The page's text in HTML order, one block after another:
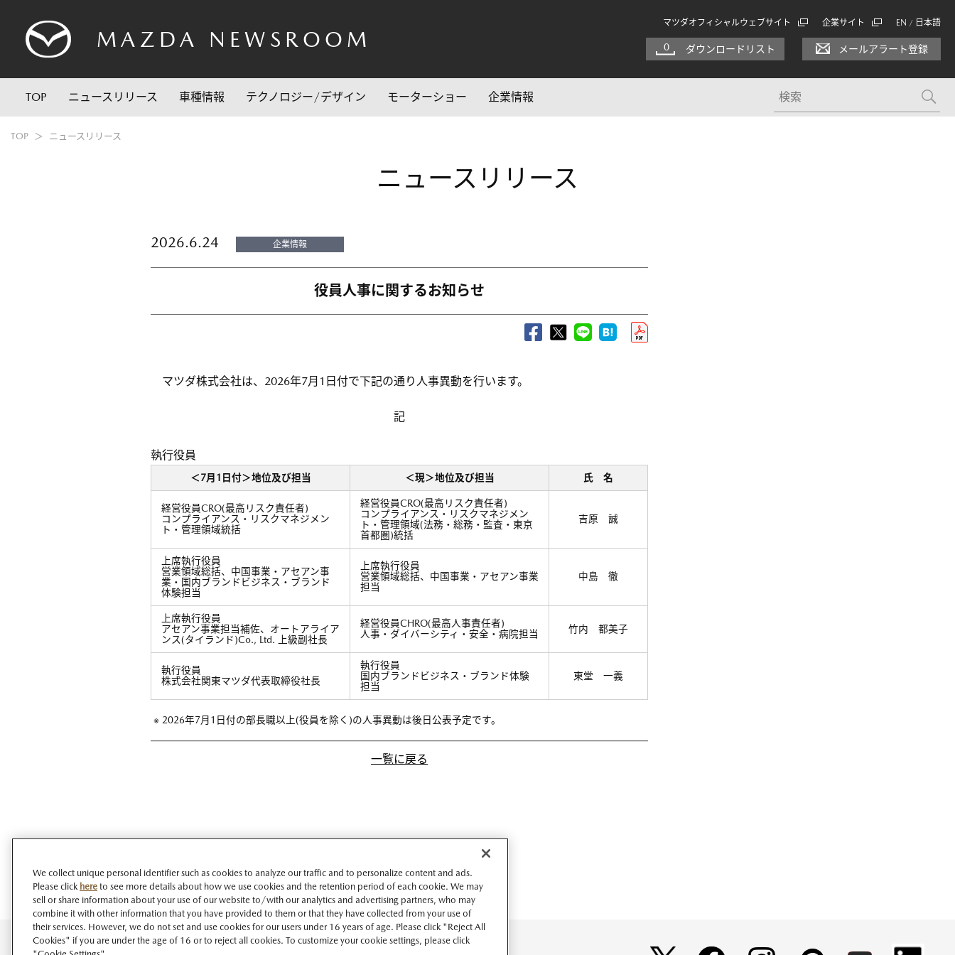
MAZDA NEWSROOM
マツダオフィシャルウェブサイト 企業サイト EN / 日本語
0 ダウンロードリスト メールアラート登録
TOP ニュースリリース 車種情報 テクノロジー/デザイン モーターショー 企業情報
TOP ニュースリリース
ニュースリリース
2026.6.24 企業情報
役員人事に関するお知らせ
マツダ株式会社は、2026年7月1日付で下記の通り人事異動を行います。
記
執行役員
＜7月1日付＞地位及び担当 ＜現＞地位及び担当 氏 名
経営役員CRO(最高リスク責任者)
コンプライアンス・リスクマネジメン
ト・管理領域統括
経営役員CRO(最高リスク責任者)
コンプライアンス・リスクマネジメン
ト・管理領域(法務・総務・監査・東京
首都圏)統括
吉原 誠
上席執行役員
営業領域総括、中国事業・アセアン事
業・国内ブランドビジネス・ブランド
体験担当
上席執行役員
営業領域総括、中国事業・アセアン事業
担当
中島 徹
上席執行役員
アセアン事業担当補佐、オートアライア
ンス(タイランド)Co., Ltd. 上級副社長
経営役員CHRO(最高人事責任者)
人事・ダイバーシティ・安全・病院担当
竹内 都美子
執行役員
株式会社関東マツダ代表取締役社長
執行役員
国内ブランドビジネス・ブランド体験
担当
東堂 一義
※ 2026年7月1日付の部長職以上(役員を除く)の人事異動は後日公表予定です。
一覧に戻る
We collect unique personal identifier such as cookies to analyze our traffic and to personalize content and ads.
Please click here to see more details about how we use cookies and the retention period of each cookie. We may
sell or share information about your use of our website to/with our analytics and advertising partners, who may
combine it with other information that you have provided to them or that they have collected from your use of
their services. However, we do not set and use cookies for our users under 16 years of age. Please click "Reject All
Cookies" if you are under the age of 16 or to reject all cookies. To customize your cookie settings, please click